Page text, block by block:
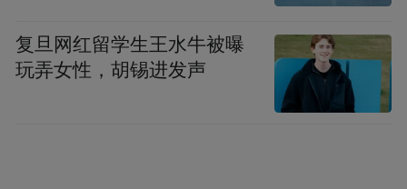
复旦网红留学生王水牛被曝
玩弄女性，胡锡进发声